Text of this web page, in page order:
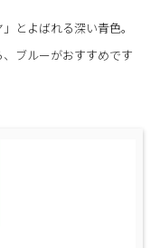
とよばれる深い青色。
ブルーがおすすめです